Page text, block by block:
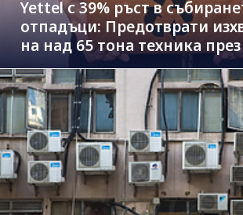
Yettel с 39% ръст в
отпадъци: Предотврати
на над 65 тона техника през